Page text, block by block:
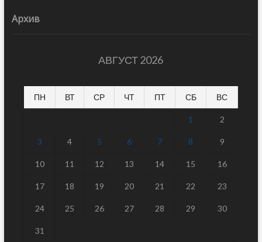
Архив
АВГУСТ 2026
ПН ВТ СР ЧТ ПТ СБ ВС
1 2
3 4 5 6 7 8 9
10 11 12 13 14 15 16
17 18 19 20 21 22 23
24 25 26 27 28 29 30
31